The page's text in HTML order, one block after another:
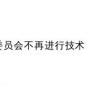
员会不再进行技术